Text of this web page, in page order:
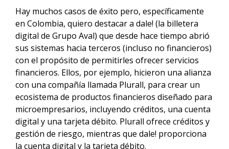
Hay muchos casos de éxito pero, específicamente
en Colombia, quiero destacar a dale! (la billetera
digital de Grupo Aval) que desde hace tiempo abrió
sus sistemas hacia terceros (incluso no financieros)
con el propósito de permitirles ofrecer servicios
financieros. Ellos, por ejemplo, hicieron una alianza
con una compañía llamada Plurall, para crear un
ecosistema de productos financieros diseñado para
microempresarios, incluyendo créditos, una cuenta
digital y una tarjeta débito. Plurall ofrece créditos y
gestión de riesgo, mientras que dale! proporciona
la cuenta digital y la tarjeta débito.